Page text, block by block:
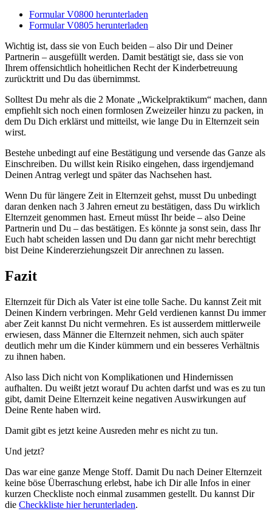
Formular V0800 herunterladen
Formular V0805 herunterladen
Wichtig ist, dass sie von Euch beiden – also Dir und Deiner
Partnerin – ausgefüllt werden. Damit bestätigt sie, dass sie von
Ihrem offensichtlich hoheitlichen Recht der Kinderbetreuung
zurücktritt und Du das übernimmst.
Solltest Du mehr als die 2 Monate „Wickelpraktikum“ machen, dann
empfiehlt sich noch einen formlosen Zweizeiler hinzu zu packen, in
dem Du Dich erklärst und mitteilst, wie lange Du in Elternzeit sein
wirst.
Bestehe unbedingt auf eine Bestätigung und versende das Ganze als
Einschreiben. Du willst kein Risiko eingehen, dass irgendjemand
Deinen Antrag verlegt und später das Nachsehen hast.
Wenn Du für längere Zeit in Elternzeit gehst, musst Du unbedingt
daran denken nach 3 Jahren erneut zu bestätigen, dass Du wirklich
Elternzeit genommen hast. Erneut müsst Ihr beide – also Deine
Partnerin und Du – das bestätigen. Es könnte ja sonst sein, dass Ihr
Euch habt scheiden lassen und Du dann gar nicht mehr berechtigt
bist Deine Kindererziehungszeit Dir anrechnen zu lassen.
Fazit
Elternzeit für Dich als Vater ist eine tolle Sache. Du kannst Zeit mit
Deinen Kindern verbringen. Mehr Geld verdienen kannst Du immer
aber Zeit kannst Du nicht vermehren. Es ist ausserdem mittlerweile
erwiesen, dass Männer die Elternzeit nehmen, sich auch später
deutlich mehr um die Kinder kümmern und ein besseres Verhältnis
zu ihnen haben.
Also lass Dich nicht von Komplikationen und Hindernissen
aufhalten. Du weißt jetzt worauf Du achten darfst und was es zu tun
gibt, damit Deine Elternzeit keine negativen Auswirkungen auf
Deine Rente haben wird.
Damit gibt es jetzt keine Ausreden mehr es nicht zu tun.
Und jetzt?
Das war eine ganze Menge Stoff. Damit Du nach Deiner Elternzeit
keine böse Überraschung erlebst, habe ich Dir alle Infos in einer
kurzen Checkliste noch einmal zusammen gestellt. Du kannst Dir
die Checkkliste hier herunterladen.